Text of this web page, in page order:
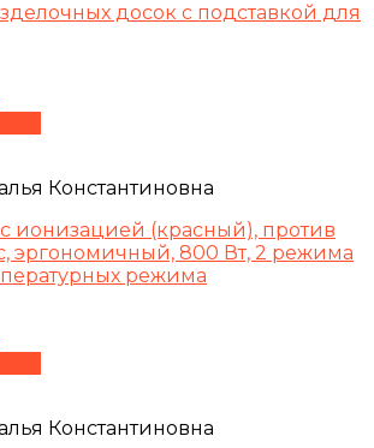
досок с подставкой для
Константиновна
ионизацией (красный), против
эргономичный, 800 Вт, 2 режима
режима
Константиновна